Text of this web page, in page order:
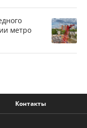
метро
Контакты